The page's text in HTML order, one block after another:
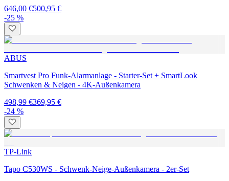
646,00 €500,95 €
-25 %
ABUS
Smartvest Pro Funk-Alarmanlage - Starter-Set + SmartLook
Schwenken & Neigen - 4K-Außenkamera
498,99 €369,95 €
-24 %
TP-Link
Tapo C530WS - Schwenk-Neige-Außenkamera - 2er-Set